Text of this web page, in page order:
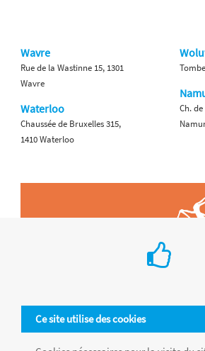
Ce site utilise des cookies
Wavre
Rue de la Wastinne 15, 1301
Wavre
Waterloo
Chaussée de Bruxelles 315,
1410 Waterloo
Ch.